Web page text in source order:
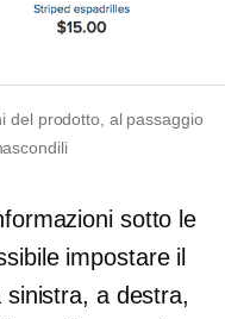
del prodotto, al passaggio
sotto le
impostare il
sinistra, a destra,